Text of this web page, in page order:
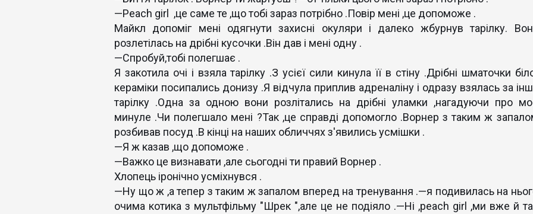
—Peach girl ,це саме те ,що тобі зараз потрібно .Повір мені ,це допоможе .
Майкл допоміг мені одягнути захисні окуляри і далеко жбурнув тарілку.
розлетілась на дрібні кусочки .Він дав і мені одну .
—Спробуй,тобі полегшає .
Я закотила очі і взяла тарілку .З усієї сили кинула її в стіну .Дрібні шматочки
кераміки посипались донизу .Я відчула приплив адреналіну і одразу взялась за
тарілку .Одна за одною вони розлітались на дрібні уламки ,нагадуючи про
минуле .Чи полегшало мені ?Так ,це справді допомогло .Ворнер з таким ж
розбивав посуд .В кінці на наших обличчях з'явились усмішки .
—Я ж казав ,що допоможе .
—Важко це визнавати ,але сьогодні ти правий Ворнер .
Хлопець іронічно усміхнувся .
—Ну що ж ,а тепер з таким ж запалом вперед на тренування .—я подивилась на
очима котика з мультфільму "Шрек ",але це не подіяло .—Ні ,peach girl ,ми вже й